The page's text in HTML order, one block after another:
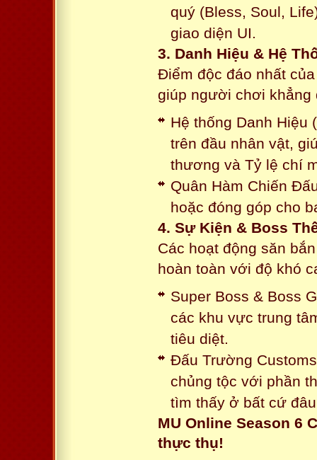
quý (Bless, Soul,
giao diện UI.
3. Danh Hiệu & Hệ
Điểm độc đáo nhất
giúp người chơi khẳng
Hệ thống Danh Hiệu
trên đầu nhân vật,
thương và Tỷ lệ chí
Quân Hàm Chiến
hoặc đóng góp cho
4. Sự Kiện & Boss
Các hoạt động săn
hoàn toàn với độ khó
Super Boss & Boss
các khu vực trung
tiêu diệt.
Đấu Trường
chủng tộc với phần
tìm thấy ở bất cứ
MU Online Season 6
thực thụ!